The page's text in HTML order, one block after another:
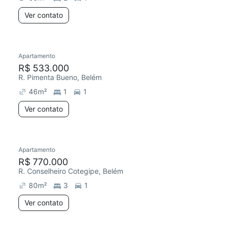
Ver contato
Apartamento
R$ 533.000
R. Pimenta Bueno, Belém
46m² 1
1
Ver contato
Apartamento
R$ 770.000
R. Conselheiro Cotegipe, Belém
80m² 3
1
Ver contato